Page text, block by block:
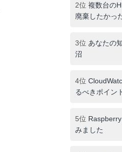
2位 複数台の
廃棄したかっ
3位 あなたの
沼
4位
るべきポイン
5位
みました